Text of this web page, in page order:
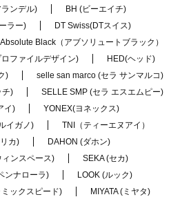
ンデル)
BH (ビーエイチ)
ラー)
DT Swiss(DTスイス)
Absolute Black（アブソリュートブラック）
ファイルデザイン)
HED(ヘッド)
)
selle san marco (セラ サンマルコ)
チ)
SELLE SMP (セラ エスエムピー)
イ)
YONEX(ヨネックス)
イガノ)
TNI（ティーエヌアイ）
カ)
DAHON (ダホン)
ンスペース)
SEKA (セカ)
ンナローラ)
LOOK (ルック)
ックスピード)
MIYATA (ミヤタ)